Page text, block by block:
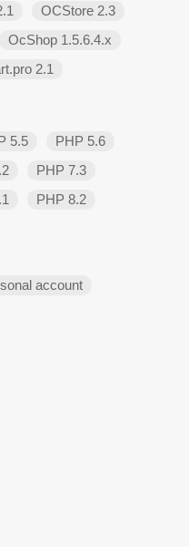
OCStore 2.3
OcShop 1.5.6.4.х
2.1
5.5
PHP 5.6
PHP 7.3
PHP 8.2
account